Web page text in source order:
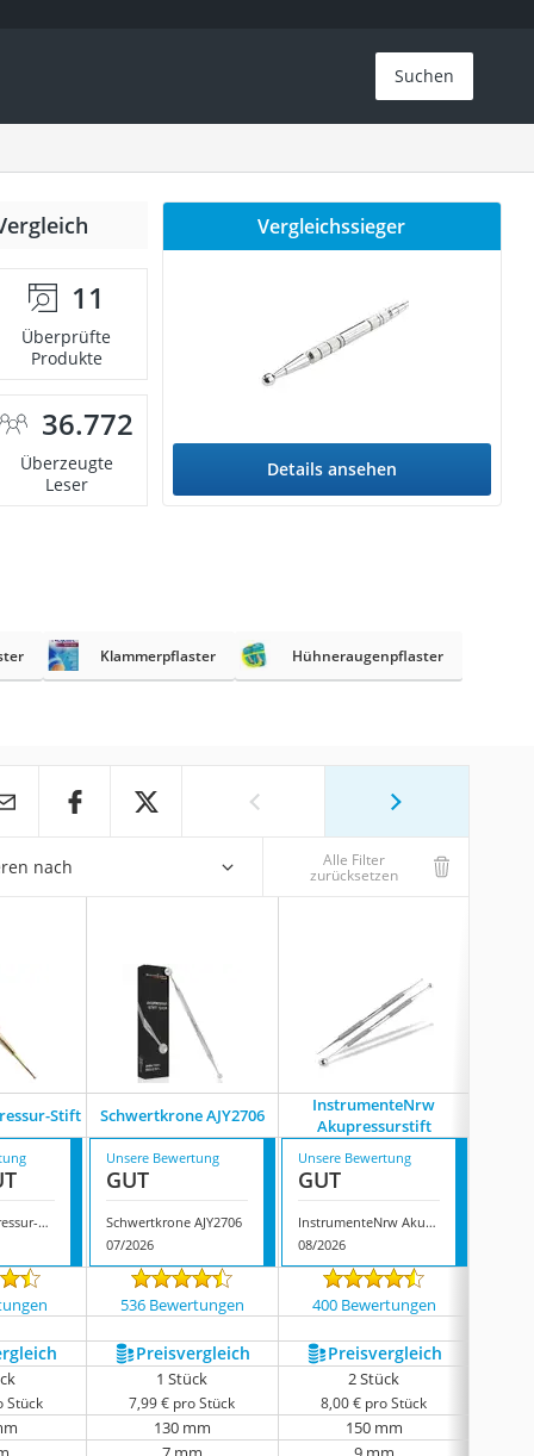
Suchen
11
Überprüfte
Produkte
36.772
Überzeugte
Leser
Vergleichssieger
Details ansehen
Klammerpflaster Hühneraugenpflaster
nach Alle Filter
zurücksetzen
Stift Schwertkrone AJY2706
InstrumenteNrw
Akupressurstift
Healifty Akupressur-Stift
Unsere Bewertung
GUT
Schwertkrone AJY2706
07/2026
Unsere Bewertung
GUT
InstrumenteNrw Akupressurstift
08/2026
536 Bewertungen 400 Bewertungen
Preis­vergleich Preis­vergleich
Stück
1 Stück
7,99 € pro Stück
2 Stück
8,00 € pro Stück
130 mm
150 mm